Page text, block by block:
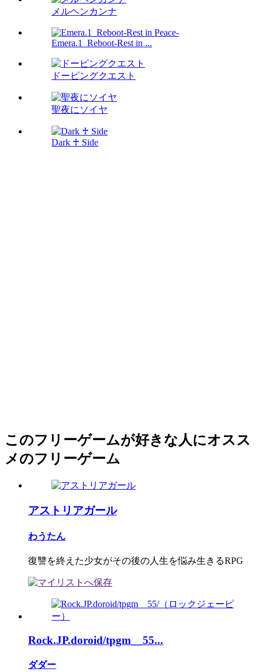
メルヘンカンナ
Emera.1_Reboot-Rest in ...
ドーピングクエスト
聖夜にソイヤ
Dark ♰ Side
このフリーゲームが好きな人にオスス
メのフリーゲーム
アストリアガール
わうたん
復讐を終えた少女がその後の人生を悩み生きるRPG
Rock.JP.doroid/tpgm__55...
ダダー